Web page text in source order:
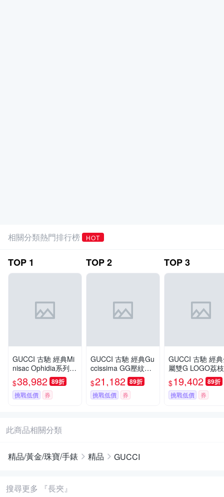
相關分類熱門排行榜 HOT
TOP 1
GUCCI 古馳 經典Mi
nisac Ophidia系列帆
布印花綠紅綠織帶皮
革飾邊拉鍊斜背包
(烏木色)
$38,982 89折
挑戰低價 券
TOP2
GUCCI 古馳 經典Gu
ccissima GG壓紋銀
釦牛皮腰帶/皮帶(黑)
$21,182 89折
挑戰低價 券
TOP3
GUCCI 古馳 經
屬雙G LOGO荔
牛皮暗釦短夾(迷
黑)
$19,402 89折
挑戰低價 券
此商品相關分類
精品/黃金/珠寶/手錶 精品 GUCCI
搜尋更多 『長夾』